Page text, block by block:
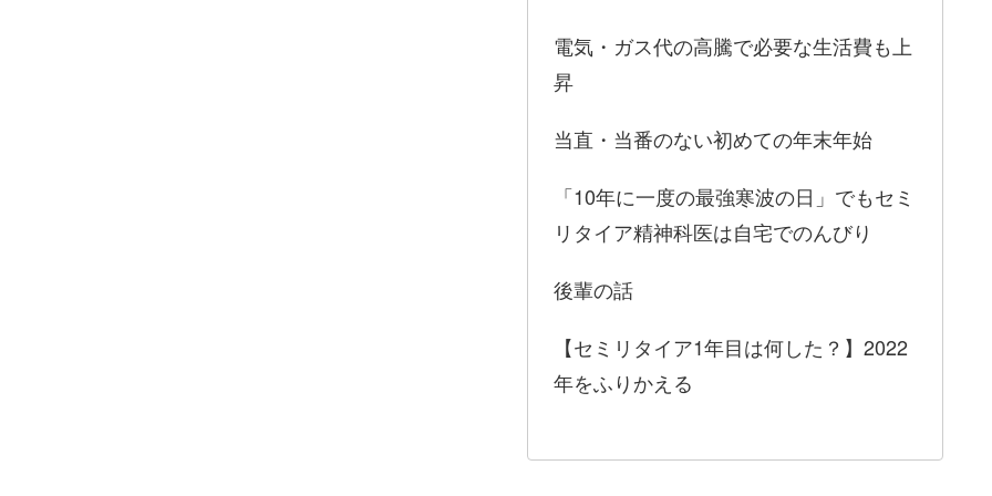
電気・ガス代の高騰で必要な生活費も上
昇
当直・当番のない初めての年末年始
「10年に一度の最強寒波の日」でもセミ
リタイア精神科医は自宅でのんびり
後輩の話
【セミリタイア1年目は何した？】2022
年をふりかえる